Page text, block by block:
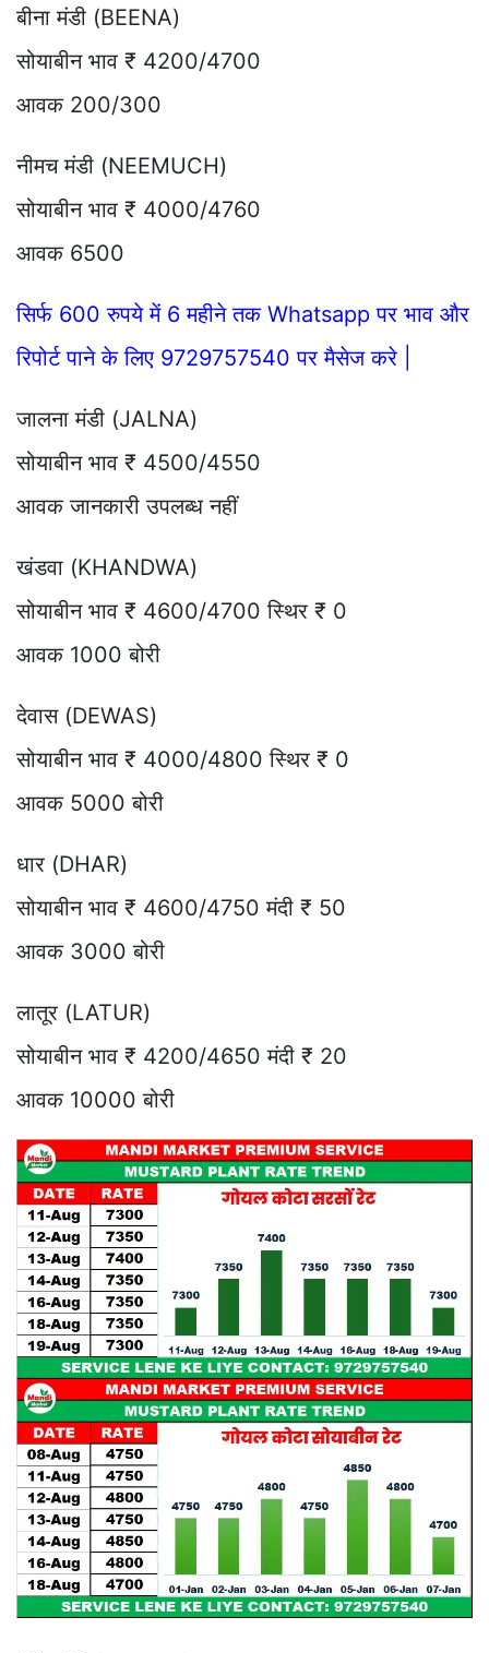
बीना मंडी (BEENA)
सोयाबीन भाव ₹ 4200/4700
आवक 200/300
नीमच मंडी (NEEMUCH)
सोयाबीन भाव ₹ 4000/4760
आवक 6500
सिर्फ 600 रुपये में 6 महीने तक Whatsapp पर भाव और
रिपोर्ट पाने के लिए 9729757540 पर मैसेज करे |
जालना मंडी (JALNA)
सोयाबीन भाव ₹ 4500/4550
आवक जानकारी उपलब्ध नहीं
खंडवा (KHANDWA)
सोयाबीन भाव ₹ 4600/4700 स्थिर ₹ 0
आवक 1000 बोरी
देवास (DEWAS)
सोयाबीन भाव ₹ 4000/4800 स्थिर ₹ 0
आवक 5000 बोरी
धार (DHAR)
सोयाबीन भाव ₹ 4600/4750 मंदी ₹ 50
आवक 3000 बोरी
लातूर (LATUR)
सोयाबीन भाव ₹ 4200/4650 मंदी ₹ 20
आवक 10000 बोरी